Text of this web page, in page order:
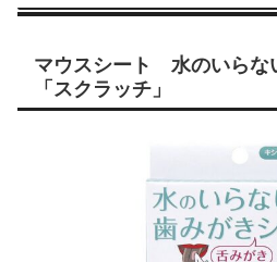
マウスシート 水のいらな
「スクラッチ」